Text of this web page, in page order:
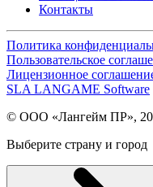
Контакты
Политика
Пользовательское
Лицензионное
SLA LANGAME Software
© ООО «Лангейм ПР»,
Выберите страну и город